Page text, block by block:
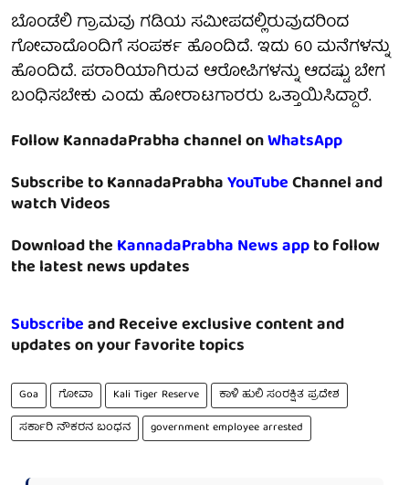
ಬೊಂಡೆಲಿ ಗ್ರಾಮವು ಗಡಿಯ ಸಮೀಪದಲ್ಲಿರುವುದರಿಂದ
ಗೋವಾದೊಂದಿಗೆ ಸಂಪರ್ಕ ಹೊಂದಿದೆ. ಇದು 60 ಮನೆಗಳನ್ನು
ಹೊಂದಿದೆ. ಪರಾರಿಯಾಗಿರುವ ಆರೋಪಿಗಳನ್ನು ಆದಷ್ಟು ಬೇಗ
ಬಂಧಿಸಬೇಕು ಎಂದು ಹೋರಾಟಗಾರರು ಒತ್ತಾಯಿಸಿದ್ದಾರೆ.
Follow KannadaPrabha channel onWhatsApp
Subscribe to KannadaPrabhaYouTubeChannel and
watch Videos
Download theKannadaPrabha News appto follow
the latest news updates
Subscribeand Receive exclusive content and
updates on your favorite topics
Goa ಗೋವಾ Kali Tiger Reserve
ಕಾಳಿ ಹುಲಿ ಸಂರಕ್ಷಿತ ಪ್ರದೇಶ
ಸರ್ಕಾರಿ ನೌಕರನ ಬಂಧನ
government employee arrested